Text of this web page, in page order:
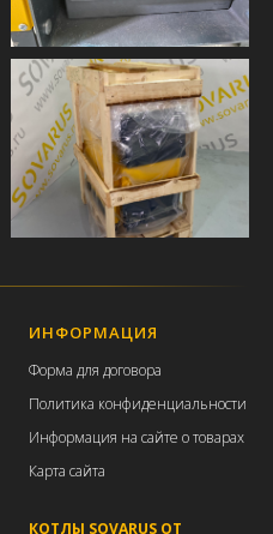
ИНФОРМАЦИЯ
Форма для договора
Политика конфиденциальности
Информация на сайте о товарах
Карта сайта
КОТЛЫ SOVARUS ОТ